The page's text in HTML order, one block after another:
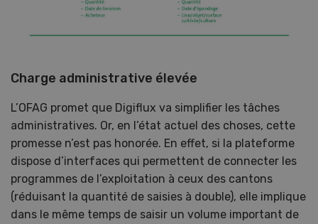
Charge administrative élevée
L’OFAG promet que Digiflux va simplifier les tâches
administratives. Or, en l’état actuel des choses, cette
promesse n’est pas honorée. En effet, si la plateforme
dispose d’interfaces qui permettent de connecter les
programmes de l’exploitation à ceux des cantons
(réduisant la quantité de saisies à double), elle implique
dans le même temps de saisir un volume important de